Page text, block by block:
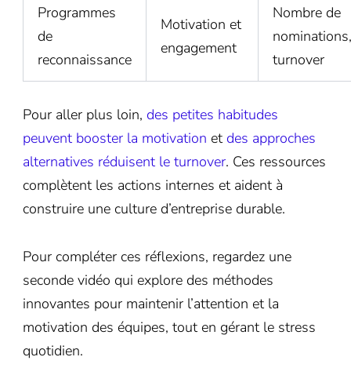
Programmes
de
reconnaissance
Motivation et
engagement
Nombre de
nominations,
turnover
Pour aller plus loin, des petites habitudes
peuvent booster la motivation et des approches
alternatives réduisent le turnover. Ces ressources
complètent les actions internes et aident à
construire une culture d’entreprise durable.
Pour compléter ces réflexions, regardez une
seconde vidéo qui explore des méthodes
innovantes pour maintenir l’attention et la
motivation des équipes, tout en gérant le stress
quotidien.